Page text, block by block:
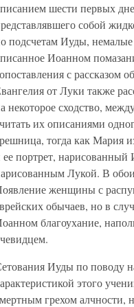
шести первых
собой
подсчетам Иуды,
Иоанном
с рассказом
от Луки также
некоторое сходство,
их описаниями
тогда как Мария
ее портрет,
Лукой. В
женщины с
обычаев, но в
благоухание,
Иуды по поводу
этого
грехом алчности,